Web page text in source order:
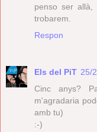
penso ser
trobarem.
Respon
Els del PiT 25/
Cinc anys?
m'agradaria
amb tu)
:-)